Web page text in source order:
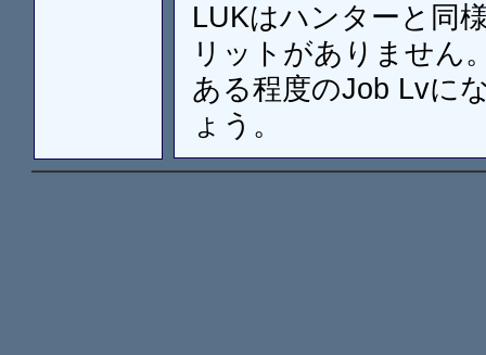
LUKはハンターと同
リットがありません
ある程度のJob Lvに
ょう。